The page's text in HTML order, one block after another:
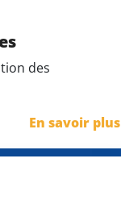
des
En savoir plus